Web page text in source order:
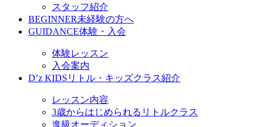
スタッフ紹介
BEGINNER未経験の方へ
GUIDANCE体験・入会
体験レッスン
入会案内
D’z KIDS リトル・キッズクラス紹介
レッスン内容
3歳からはじめられるリトルクラス
進級オーディション